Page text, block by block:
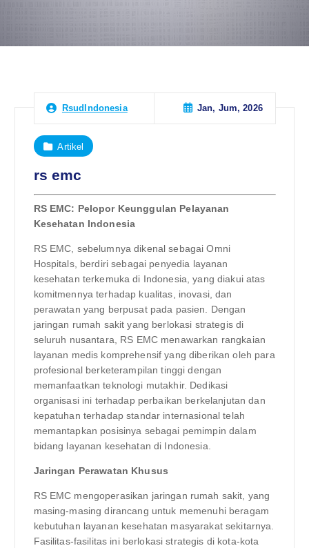
RsudIndonesia Jan, Jum, 2026
Artikel
rs emc
RS EMC: Pelopor Keunggulan Pelayanan
Kesehatan Indonesia
RS EMC, sebelumnya dikenal sebagai Omni
Hospitals, berdiri sebagai penyedia layanan
kesehatan terkemuka di Indonesia, yang diakui atas
komitmennya terhadap kualitas, inovasi, dan
perawatan yang berpusat pada pasien. Dengan
jaringan rumah sakit yang berlokasi strategis di
seluruh nusantara, RS EMC menawarkan rangkaian
layanan medis komprehensif yang diberikan oleh para
profesional berketerampilan tinggi dengan
memanfaatkan teknologi mutakhir. Dedikasi
organisasi ini terhadap perbaikan berkelanjutan dan
kepatuhan terhadap standar internasional telah
memantapkan posisinya sebagai pemimpin dalam
bidang layanan kesehatan di Indonesia.
Jaringan Perawatan Khusus
RS EMC mengoperasikan jaringan rumah sakit, yang
masing-masing dirancang untuk memenuhi beragam
kebutuhan layanan kesehatan masyarakat sekitarnya.
Fasilitas-fasilitas ini berlokasi strategis di kota-kota